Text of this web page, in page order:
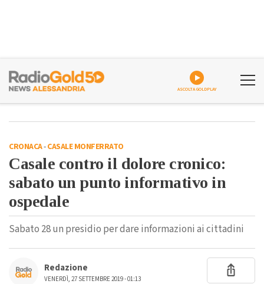
ASCOLTA GOLDPLAY
CRONACA-CASALE MONFERRATO
Casale contro il dolore cronico:
sabato un punto informativo in
ospedale
Sabato 28 un presidio per dare informazioni ai cittadini
Redazione
VENERDÌ, 27 SETTEMBRE 2019 - 01:13